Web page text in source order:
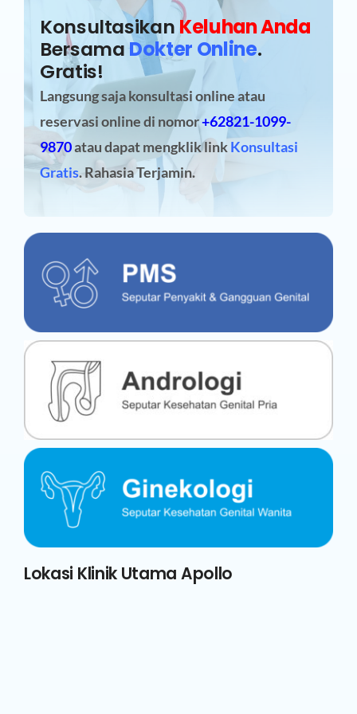
Konsultasikan Keluhan Anda
BersamaDokter Online.
Gratis!
Langsung saja konsultasi online atau
reservasi onlinedi nomor+62821-1099-
9870atau dapat mengklik linkKonsultasi
Gratis. Rahasia Terjamin.
Lokasi Klinik Utama Apollo